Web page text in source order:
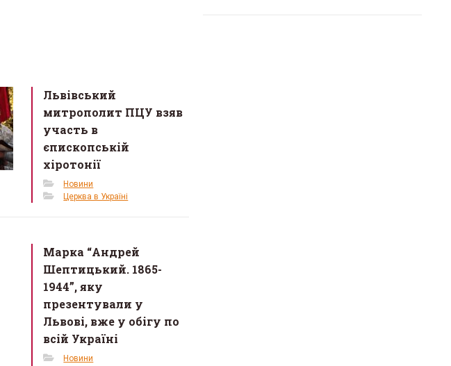
Львівський
митрополит ПЦУ взяв
участь в
єпископській
хіротонії
Новини
Церква в Україні
Марка “Андрей
Шептицький. 1865-
1944”, яку
презентували у
Львові, вже у обігу по
всій Україні
Новини